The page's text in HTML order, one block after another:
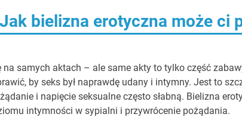
bielizna erotyczna może ci
samych aktach – ale same akty to tylko część
by seks był naprawdę udany i intymny. Jest to
i napięcie seksualne często słabną. Bielizna
intymności w sypialni i przywrócenie pożądania.